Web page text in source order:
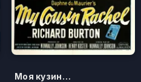
Моя кузина Рэйчел